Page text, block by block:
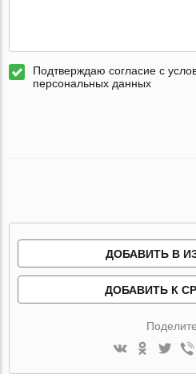
Подтверждаю согласие с
персональных данных
ДОБАВИТЬ В
ДОБАВИТЬ К